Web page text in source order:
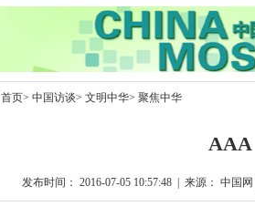
首页> 中国访谈> 文明中华> 聚焦中华
AAA
发布时间： 2016-07-05 10:57:48 | 来源： 中国网